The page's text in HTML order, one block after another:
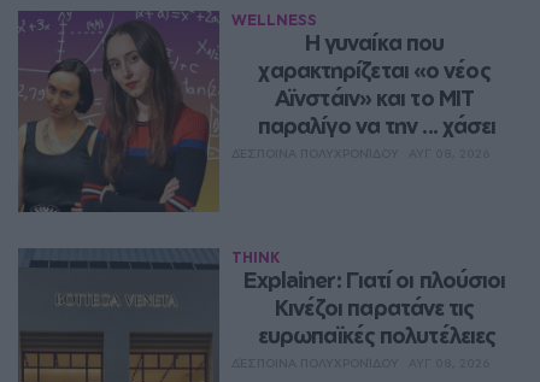
WELLNESS
Η γυναίκα που
χαρακτηρίζεται «ο νέος
Αϊνστάιν» και το MIT
παραλίγο να την ... χάσει
THINK
Explainer: Γιατί οι πλούσιοι
Κινέζοι παρατάνε τις
ευρωπαϊκές πολυτέλειες